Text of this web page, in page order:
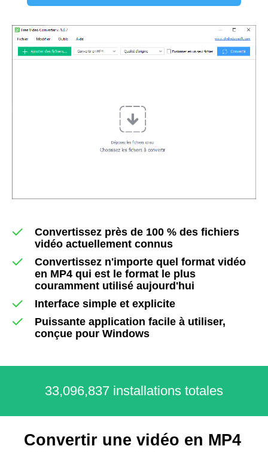
Convertissez près de 100 % des fichiers
vidéo actuellement connus
Convertissez n'importe quel format vidéo
en MP4 qui est le format le plus
couramment utilisé aujourd'hui
Interface simple et explicite
Puissante application facile à utiliser,
conçue pour Windows
33,096,843 installations totales
Convertir une vidéo en MP4